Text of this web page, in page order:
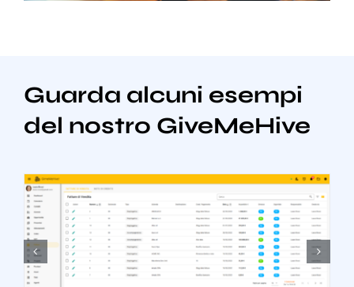
Guarda alcuni esempi
del nostro GiveMeHive